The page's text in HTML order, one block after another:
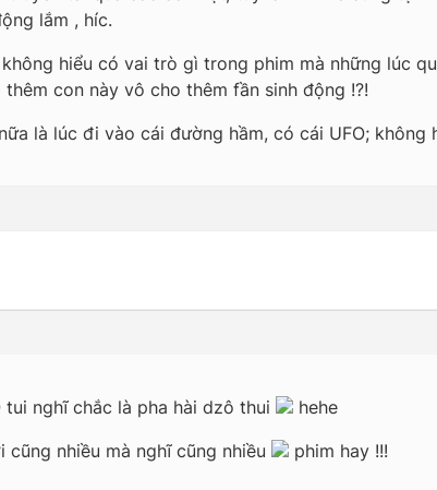
lắm , híc.
hiểu có vai trò gì trong phim mà những lúc
con này vô cho thêm fần sinh động !?!
là lúc đi vào cái đường hầm, có cái UFO; không
tui nghĩ chắc là pha hài dzô thui
hehe
cũng nhiều mà nghĩ cũng nhiều
phim hay !!!